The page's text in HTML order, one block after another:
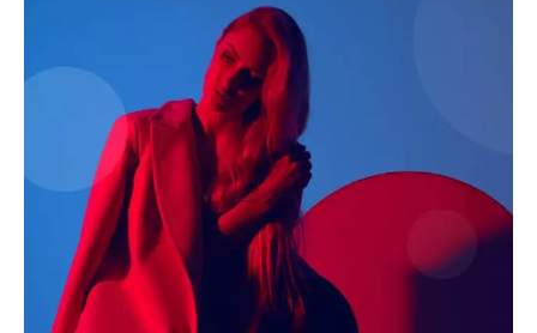
AIN NEWS 1
Contact Us
About Us
Privacy Policy
Terms of Use Agreement
Facebook
X WhatsApp
Share